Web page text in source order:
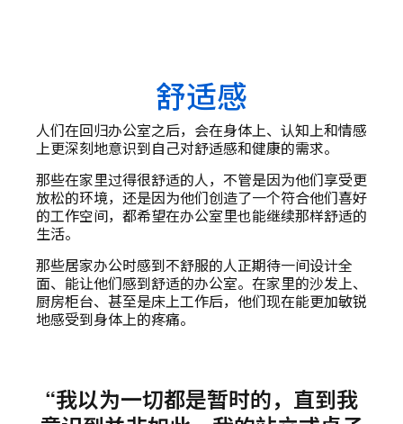
舒适感
人们在回归办公室之后，会在身体上、认知上和情感
上更深刻地意识到自己对舒适感和健康的需求。
那些在家里过得很舒适的人，不管是因为他们享受更
放松的环境，还是因为他们创造了一个符合他们喜好
的工作空间，都希望在办公室里也能继续那样舒适的
生活。
那些居家办公时感到不舒服的人正期待一间设计全
面、能让他们感到舒适的办公室。在家里的沙发上、
厨房柜台、甚至是床上工作后，他们现在能更加敏锐
地感受到身体上的疼痛。
“我以为一切都是暂时的，直到我